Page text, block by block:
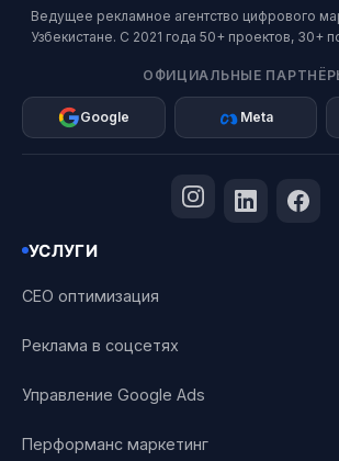
Ведущее рекламное агентство цифрового
Узбекистане. С 2021 года 50+ проектов, 30+
ОФИЦИАЛЬНЫЕ
Google Meta
УСЛУГИ
СЕО оптимизация
Реклама в соцсетях
Управление Google Ads
Перформанс маркетинг